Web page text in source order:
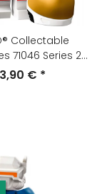
Collectable
71046 Series 26
auf
3,90 € *